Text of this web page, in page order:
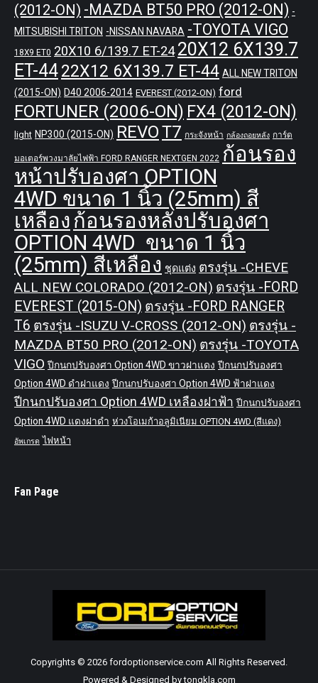
(2012-ON) -MAZDA BT50 PRO (2012-ON) -
MITSUBISHI TRITON -NISSAN NAVARA -TOYOTA VIGO
18X9 ET0 20X10 6/139.7 ET-24 20X12 6X139.7
ET-4422X12 6X139.7 ET-44 ALL NEW TRITON
(2015-ON) D40 2006-2014 EVEREST (2012-ON) ford
FORTUNER (2006-ON) FX4 (2012-ON)
light NP300 (2015-ON) REVOT7 กระจังหน้า กล้องถอยหลัง การ์ด
มอเตอร์พวงมาลัยไฟฟ้า FORD RANGER NEXTGEN 2022 ก้อนรอง
หน้าปรับองศา OPTION
4WD ขนาด 1 นิ้ว (25mm) สี
เหลือง ก้อนรองหลังปรับองศา
OPTION 4WD ขนาด 1 นิ้ว
(25mm) สีเหลือง ชุดแต่ง ตรงรุ่น -CHEVE
ALL NEW COLORADO (2012-ON) ตรงรุ่น -FORD
EVEREST (2015-ON) ตรงรุ่น -FORD RANGER
T6 ตรงรุ่น -ISUZU V-CROSS (2012-ON) ตรงรุ่น -
MAZDA BT50 PRO (2012-ON) ตรงรุ่น -TOYOTA
VIGO ปีกนกปรับองศา Option 4WD ขาวฝาแดง ปีกนกปรับองศา
Option 4WD ดำฝาแดง ปีกนกปรับองศา Option 4WD ฟ้าฝาแดง
ปีกนกปรับองศา Option 4WD เหลืองฝาฟ้า ปีกนกปรับองศา
Option 4WD แดงฝาดำ ห่วงโอเมก้าอลูมิเนียม OPTION 4WD (สีแดง)
อัพเกรด ไฟหน้า
Fan Page
Copyrights © 2026 fordoptionservice.com All Rights Reserved.
Powered & Designed by tongkla.com